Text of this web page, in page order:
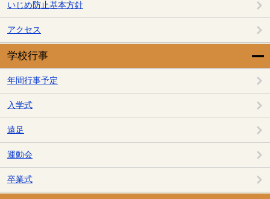
いじめ防止基本方針
アクセス
学校行事
年間行事予定
入学式
遠足
運動会
卒業式